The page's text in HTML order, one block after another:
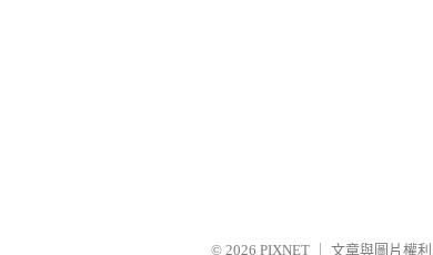
© 2026 PIXNET 文章與圖片權